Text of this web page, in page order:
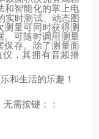
和智能化的掌上电
实时测试、动态图
量可同时获得测
。可随时调用测量
保存。除了测量面
，其拥有音频播
和生活的乐趣！
需按键；；